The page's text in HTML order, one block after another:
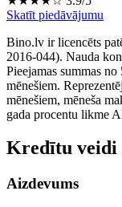
Skatīt piedāvājumu
Bino.lv ir licencēts
2016-044). Nauda
Pieejamas summas
mēnešiem.
mēnešiem, mēneša
gada procentu likme
Kredītu veidi
Aizdevums